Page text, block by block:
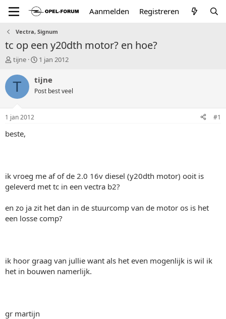
Aanmelden Registreren
Vectra, Signum
tc op een y20dth motor? en hoe?
T
p
a
r
tijne
S
a
r
t
1 jan 2012
T tijne
Post best veel
1 jan 2012 #1
beste,
ik vroeg me af of de 2.0 16v diesel (y20dth motor) ooit is
geleverd met tc in een vectra b2?
en zo ja zit het dan in de stuurcomp van de motor os is het
een losse comp?
ik hoor graag van jullie want als het even mogenlijk is wil ik
het in bouwen namerlijk.
gr martijn